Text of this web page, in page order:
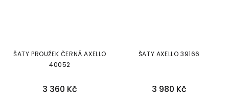
ŠATY PROUŽEK ČERNÁ AXELLO
40052
3 360 Kč
ŠATY AXELLO 39166
3 980 Kč